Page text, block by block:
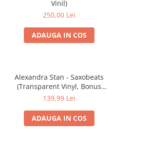
Vinil)
250,00 Lei
ADAUGA IN COS
Alexandra Stan - Saxobeats
(Transparent Vinyl, Bonus
Tracks) ) (Disc Vinil)
139,99 Lei
ADAUGA IN COS